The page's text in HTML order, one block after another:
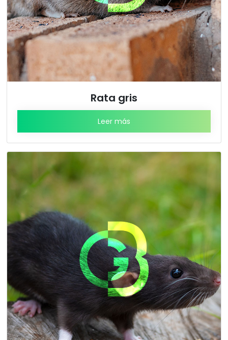
Rata gris
Leer más